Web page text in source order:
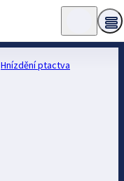
Hnízdění ptactva